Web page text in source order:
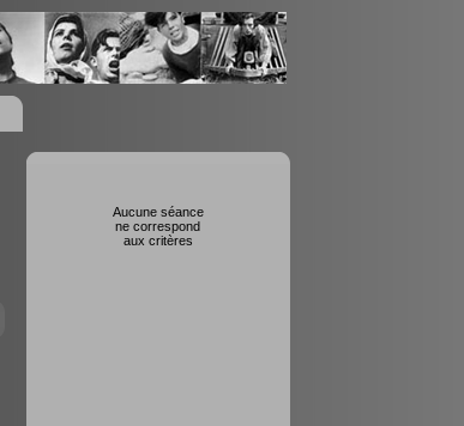
Aucune séance
ne correspond
aux critères